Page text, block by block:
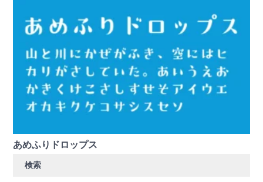
あめふりドロップス
検索